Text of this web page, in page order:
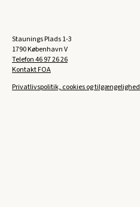
Staunings Plads 1-3
1790 København V
Telefon46 97 26 26
Kontakt FOA
Privatlivspolitik, cookies og tilgængelighed